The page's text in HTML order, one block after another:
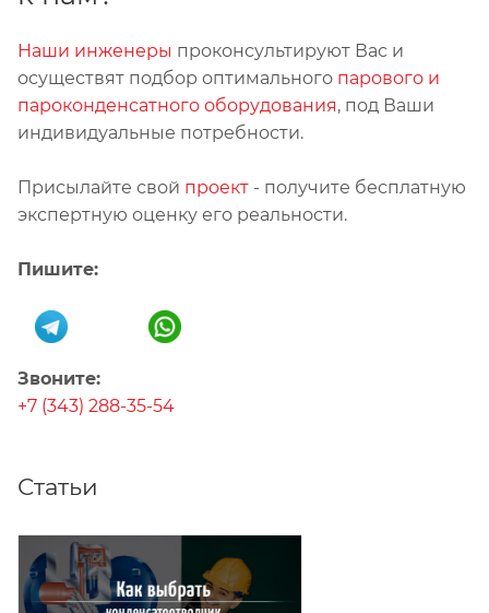
Наши инженеры проконсультируют Вас и
осуществят подбор оптимального парового и
пароконденсатного оборудования, под Ваши
индивидуальные потребности.
Присылайте свой проект - получите бесплатную
экспертную оценку его реальности.
Пишите:
Звоните:
+7 (343) 288-35-54
Статьи